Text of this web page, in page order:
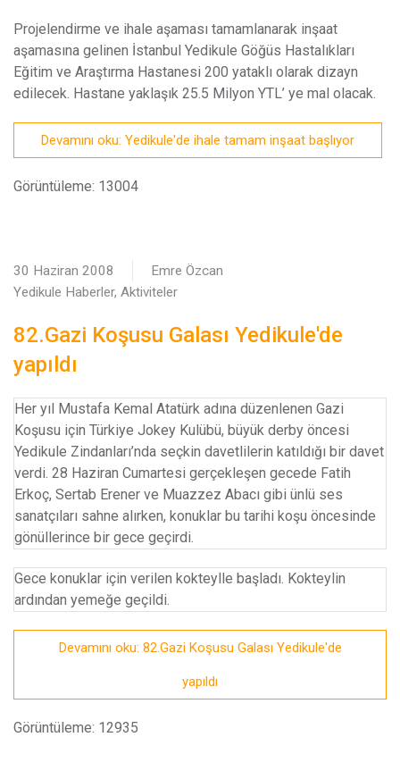
Projelendirme ve ihale aşaması tamamlanarak inşaat
aşamasına gelinen İstanbul Yedikule Göğüs Hastalıkları
Eğitim ve Araştırma Hastanesi 200 yataklı olarak dizayn
edilecek. Hastane yaklaşık 25.5 Milyon YTL’ ye mal olacak.
Devamını oku: Yedikule'de ihale tamam inşaat başlıyor
Görüntüleme: 13004
30 Haziran 2008
Emre Özcan
Yedikule Haberler, Aktiviteler
82.Gazi Koşusu Galası Yedikule'de
yapıldı
Her yıl Mustafa Kemal Atatürk adına düzenlenen Gazi
Koşusu için Türkiye Jokey Kulübü, büyük derby öncesi
Yedikule Zindanları’nda seçkin davetlilerin katıldığı bir davet
verdi. 28 Haziran Cumartesi gerçekleşen gecede Fatih
Erkoç, Sertab Erener ve Muazzez Abacı gibi ünlü ses
sanatçıları sahne alırken, konuklar bu tarihi koşu öncesinde
gönüllerince bir gece geçirdi.
Gece konuklar için verilen kokteylle başladı. Kokteylin
ardından yemeğe geçildi.
Devamını oku: 82.Gazi Koşusu Galası Yedikule'de
yapıldı
Görüntüleme: 12935